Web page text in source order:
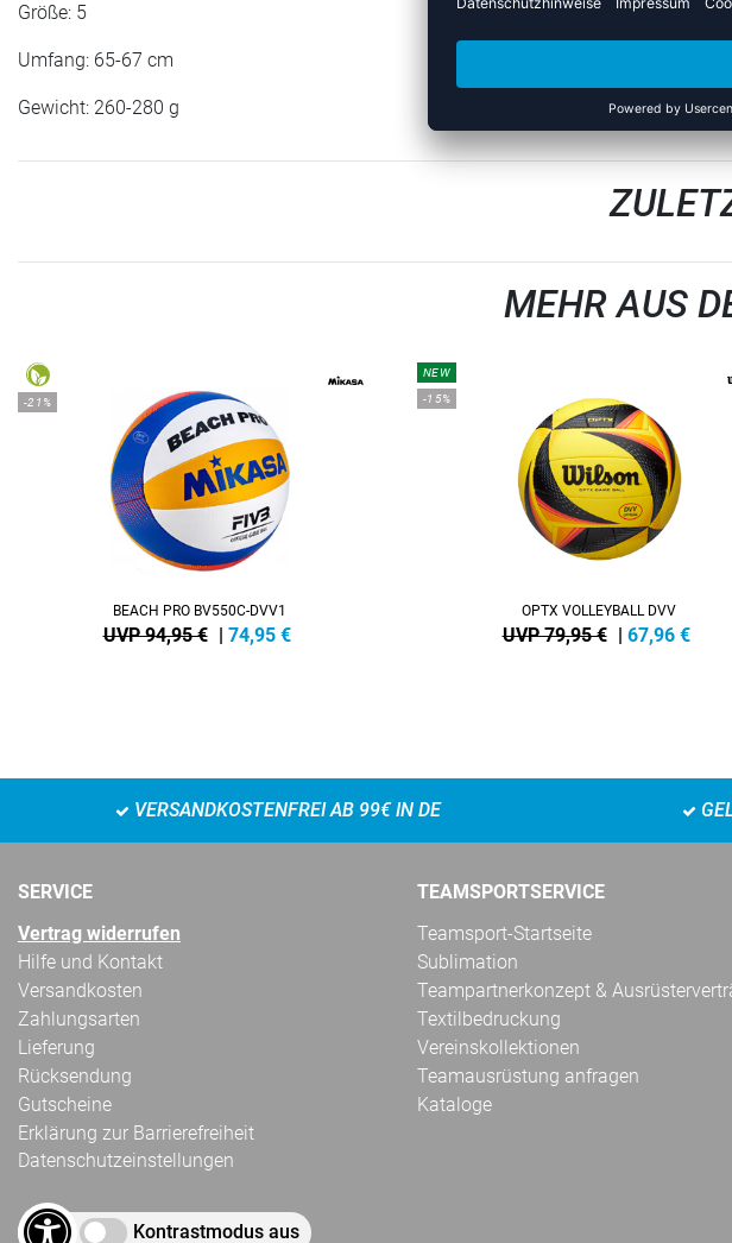
Größe: 5
Umfang: 65-67 cm
Gewicht: 260-280 g
MEHR AUS
-21%
BEACH PRO BV550C-DVV1
UVP 94,95 € 74,95 €
NEW
-15%
OPTX VOLLEYBALL DVV
UVP 79,95 € 67,96 €
VERSANDKOSTENFREI AB 99€ IN DE
SERVICE
Vertrag widerrufen
Hilfe und Kontakt
Versandkosten
Zahlungsarten
Lieferung
Rücksendung
Gutscheine
Erklärung zur Barrierefreiheit
Datenschutzeinstellungen
Kontrastmodus aus
TEAMSPORTSERVICE
Teamsport-Startseite
Sublimation
Teampartnerkonzept &
Textilbedruckung
Vereinskollektionen
Teamausrüstung anfragen
Kataloge